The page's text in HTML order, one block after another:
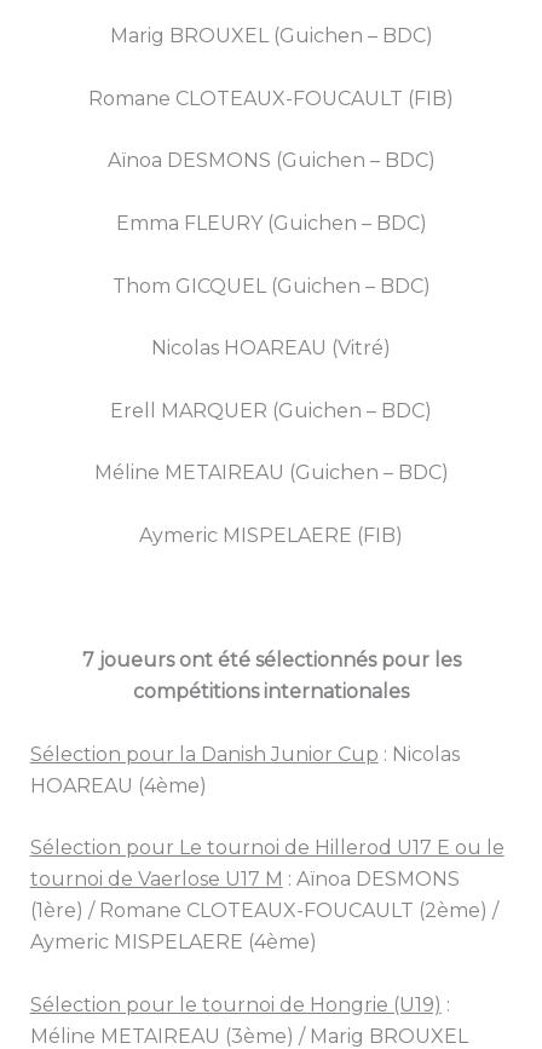
Marig BROUXEL (Guichen – BDC)
Romane CLOTEAUX-FOUCAULT (FIB)
Aïnoa DESMONS (Guichen – BDC)
Emma FLEURY (Guichen – BDC)
Thom GICQUEL (Guichen – BDC)
Nicolas HOAREAU (Vitré)
Erell MARQUER (Guichen – BDC)
Méline METAIREAU (Guichen – BDC)
Aymeric MISPELAERE (FIB)
7 joueurs ont été sélectionnés pour les
compétitions internationales
Sélection pour la Danish Junior Cup : Nicolas
HOAREAU (4ème)
Sélection pour Le tournoi de Hillerod U17 E ou le
tournoi de Vaerlose U17 M : Aïnoa DESMONS
(1ère) / Romane CLOTEAUX-FOUCAULT (2ème) /
Aymeric MISPELAERE (4ème)
Sélection pour le tournoi de Hongrie (U19) :
Méline METAIREAU (3ème) / Marig BROUXEL